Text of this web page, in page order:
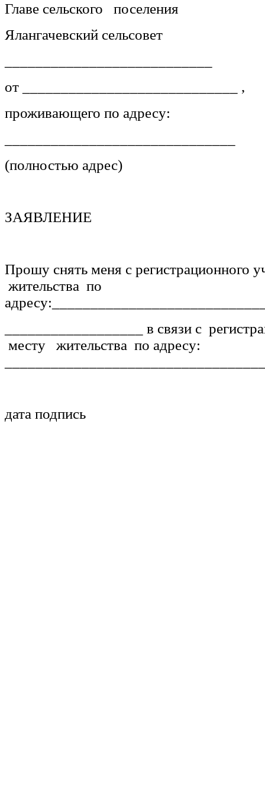
Главе сельского поселения
Ялангачевский сельсовет
от ____________________________ ,
проживающего по адресу:
(полностью адрес)
ЗАЯВЛЕНИЕ
Прошу снять меня с регистрационного
жительства по
__________________ в связи с
месту жительства по адресу:
дата подпись